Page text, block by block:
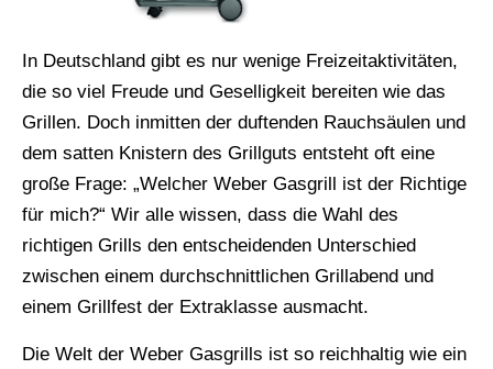
In Deutschland gibt es nur wenige Freizeitaktivitäten,
die so viel Freude und Geselligkeit bereiten wie das
Grillen. Doch inmitten der duftenden Rauchsäulen und
dem satten Knistern des Grillguts entsteht oft eine
große Frage: „Welcher Weber Gasgrill ist der Richtige
für mich?“ Wir alle wissen, dass die Wahl des
richtigen Grills den entscheidenden Unterschied
zwischen einem durchschnittlichen Grillabend und
einem Grillfest der Extraklasse ausmacht.
Die Welt der Weber Gasgrills ist so reichhaltig wie ein